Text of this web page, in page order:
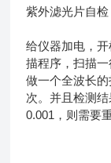
紫外滤光片自检
给仪器加电，
描程序，扫描
做一个全波长
次。并且检测
0.001，则需要